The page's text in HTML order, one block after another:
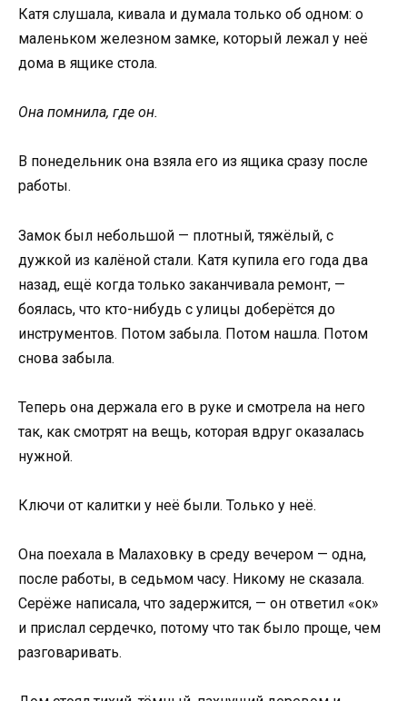
Катя слушала, кивала и думала только об одном: о
маленьком железном замке, который лежал у неё
дома в ящике стола.
Она помнила, где он.
В понедельник она взяла его из ящика сразу после
работы.
Замок был небольшой — плотный, тяжёлый, с
дужкой из калёной стали. Катя купила его года два
назад, ещё когда только заканчивала ремонт, —
боялась, что кто-нибудь с улицы доберётся до
инструментов. Потом забыла. Потом нашла. Потом
снова забыла.
Теперь она держала его в руке и смотрела на него
так, как смотрят на вещь, которая вдруг оказалась
нужной.
Ключи от калитки у неё были. Только у неё.
Она поехала в Малаховку в среду вечером — одна,
после работы, в седьмом часу. Никому не сказала.
Серёже написала, что задержится, — он ответил «ок»
и прислал сердечко, потому что так было проще, чем
разговаривать.